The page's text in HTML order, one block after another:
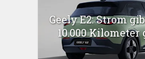
Geely E2: Strom
10.000 Kilometer